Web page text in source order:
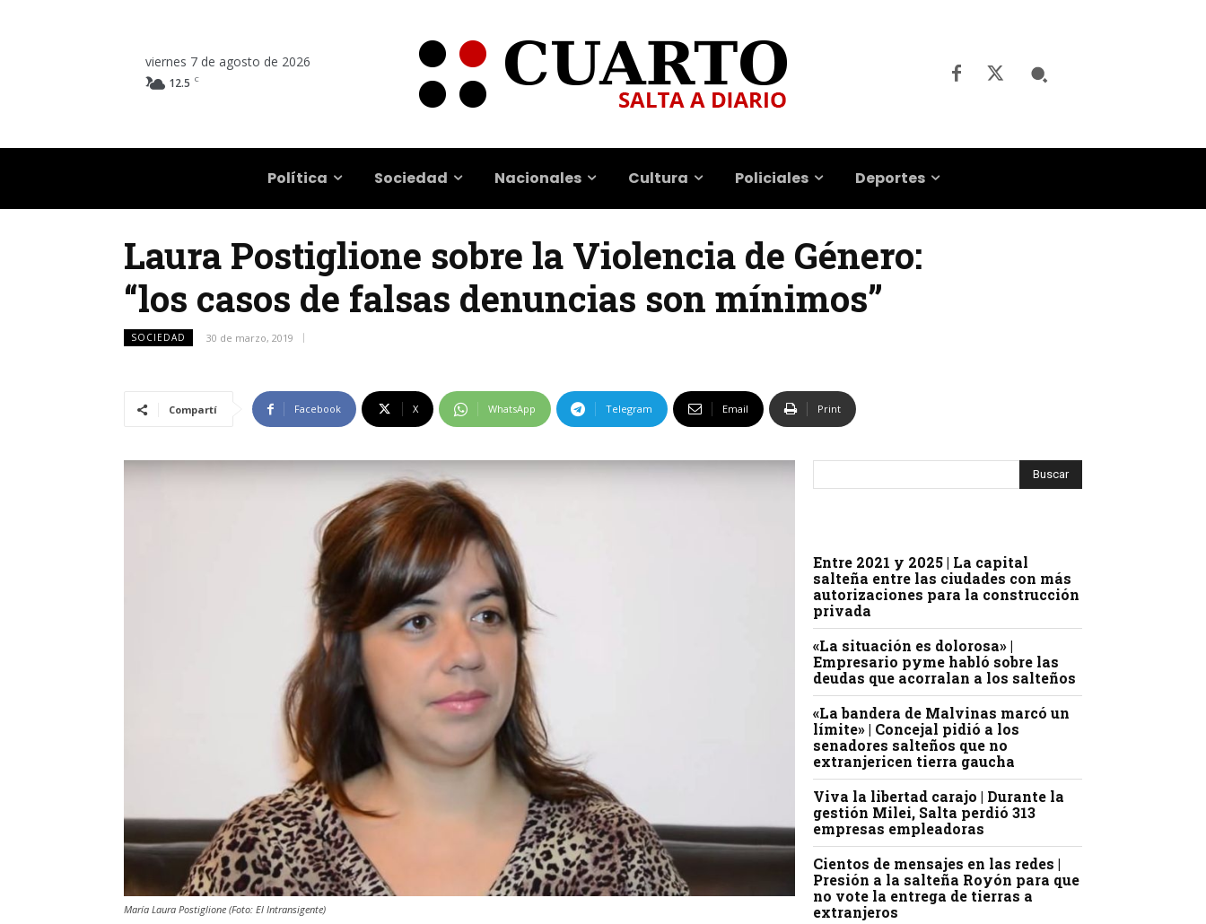
viernes 7 de agosto de 2026
12.5 C
Política Sociedad Nacionales Cultura Policiales Deportes
Laura Postiglione sobre la Violencia de Género:
“los casos de falsas denuncias son mínimos”
SOCIEDAD 30 de marzo, 2019
Compartí Facebook X WhatsApp Telegram Email Print
María Laura Postiglione (Foto: El Intransigente)
Entre 2021 y 2025 | La capital
salteña entre las ciudades con más
autorizaciones para la construcción
privada
«La situación es dolorosa» |
Empresario pyme habló sobre las
deudas que acorralan a los salteños
«La bandera de Malvinas marcó un
límite» | Concejal pidió a los
senadores salteños que no
extranjericen tierra gaucha
Viva la libertad carajo | Durante la
gestión Milei, Salta perdió 313
empresas empleadoras
Cientos de mensajes en las redes |
Presión a la salteña Royón para que
no vote la entrega de tierras a
extranjeros